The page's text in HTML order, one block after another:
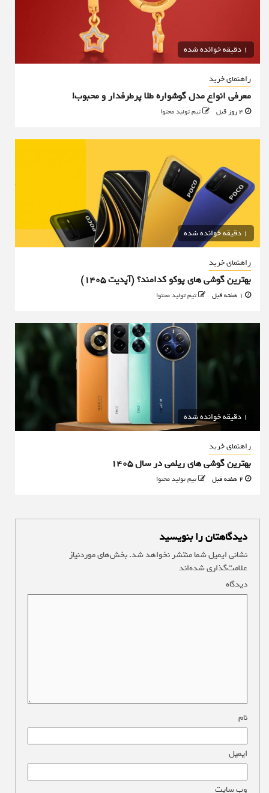
1 دقیقه خوانده شده
راهنمای خرید
معرفی انواع مدل گوشواره طلا پرطرفدار و محبوب!
تیم تولید محتوا
1 دقیقه خوانده شده
راهنمای خرید
بهترین گوشی های پوکو کدامند؟ (آپدیت ۱۴۰۵)
تیم تولید محتوا
1 دقیقه خوانده شده
راهنمای خرید
بهترین گوشی های ریلمی در سال 1405
تیم تولید محتوا
دیدگاهتان را بنویسید
نشانی ایمیل شما منتشر نخواهد شد.بخش‌های موردنیاز
علامت‌گذاری شده‌اند
دیدگاه
نام
ایمیل
وب‌ سایت